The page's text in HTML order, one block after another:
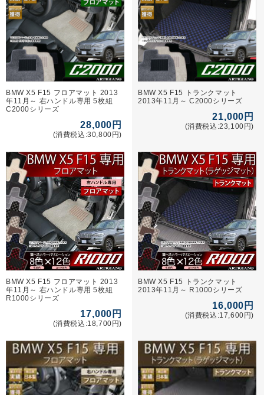
BMW X5 F15 フロアマット 2013
年11月～ 右ハンドル専用 5枚組
C2000シリーズ
28,000円
(消費税込:30,800円)
BMW X5 F15 トランクマット
2013年11月～ C2000シリーズ
21,000円
(消費税込:23,100円)
BMW X5 F15 フロアマット 2013
年11月～ 右ハンドル専用 5枚組
R1000シリーズ
17,000円
(消費税込:18,700円)
BMW X5 F15 トランクマット
2013年11月～ R1000シリーズ
16,000円
(消費税込:17,600円)